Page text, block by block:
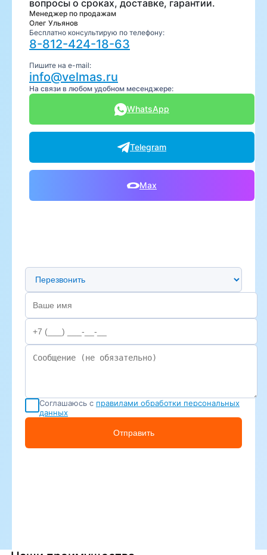
вопросы о сроках, доставке, гарантии.
Менеджер по продажам
Олег Ульянов
Бесплатно консультирую по телефону:
8-812-424-18-63
Пишите на e-mail:
info@velmas.ru
На связи в любом удобном месенджере:
WhatsApp
Telegram
Max
Предпочтительный способ связи
Соглашаюсь с правилами обработки персональных
данных
Отправить